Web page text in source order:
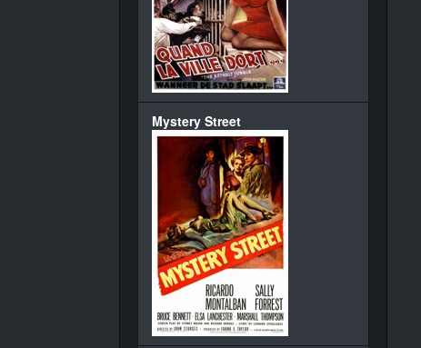
Mystery Street